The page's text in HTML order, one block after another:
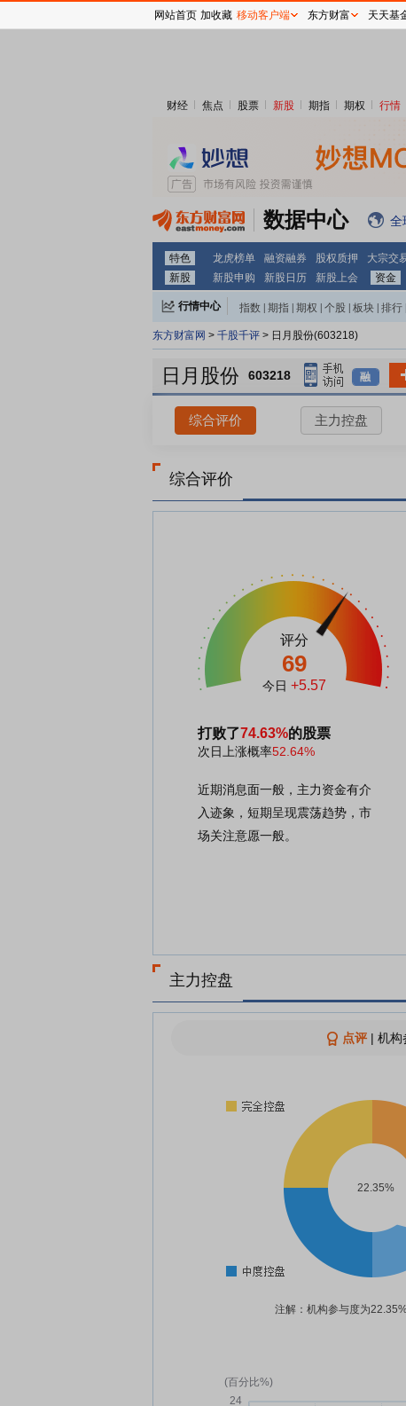
财经 焦点 股票 新股 期指 期权 行情
数据中心 全
特色 龙虎榜单 融资融券 股权质押 大宗交
新股
新股申购 新股日历 新股上会 资金
行情中心 指数 期指 期权 个股 板块 排行
东方财富网 > 千股千评 > 日月股份(603218)
日月股份 603218 融
综合评价 主力控盘
综合评价
评分
69
今日 +5.57
打败了74.63%的股票
次日上涨概率52.64%
近期消息面一般，主力资金有介
入迹象，短期呈现震荡趋势，市
场关注意愿一般。
主力控盘
点评| 机构
22.35%
注解：机构参与度为
网站首页 加收藏 移动客户端 东方财富 天天基